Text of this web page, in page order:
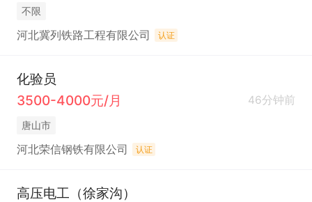
不限
河北冀列铁路工程有限公司 认证
化验员
3500-4000元/月
46分钟前
唐山市
河北荣信钢铁有限公司 认证
高压电工（徐家沟）